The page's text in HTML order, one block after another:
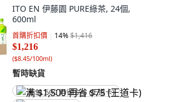
ITO EN 伊藤園 PURE綠茶, 24個,
600ml
首購折扣價 14%$1,416
$1,216
($8.45/100ml)
暫時缺貨
满 $1,500 再省 $75 (王道卡)